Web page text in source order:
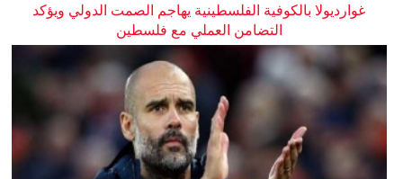
غوارديولا بالكوفية الفلسطينية يهاجم الصمت الدولي ويؤكد
التضامن العملي مع فلسطين